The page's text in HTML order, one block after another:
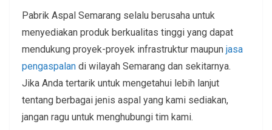
Pabrik Aspal Semarang selalu berusaha untuk
menyediakan produk berkualitas tinggi yang dapat
mendukung proyek-proyek infrastruktur maupun jasa
pengaspalan di wilayah Semarang dan sekitarnya.
Jika Anda tertarik untuk mengetahui lebih lanjut
tentang berbagai jenis aspal yang kami sediakan,
jangan ragu untuk menghubungi tim kami.